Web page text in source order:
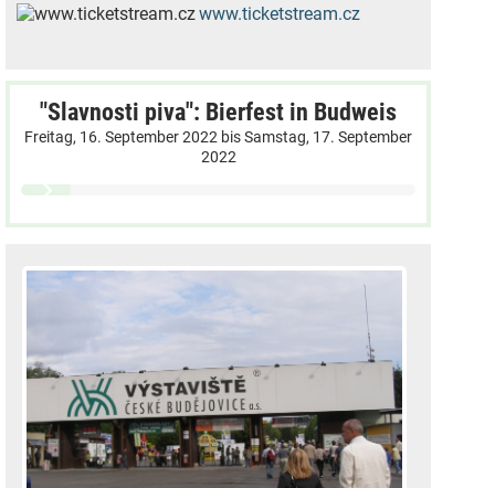
www.ticketstream.cz
"Slavnosti piva": Bierfest in Budweis
Freitag, 16. September 2022 bisSamstag, 17. September
2022